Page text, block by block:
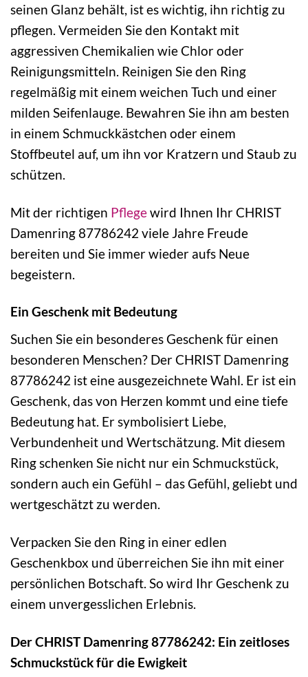
seinen Glanz behält, ist es wichtig, ihn richtig zu
pflegen. Vermeiden Sie den Kontakt mit
aggressiven Chemikalien wie Chlor oder
Reinigungsmitteln. Reinigen Sie den Ring
regelmäßig mit einem weichen Tuch und einer
milden Seifenlauge. Bewahren Sie ihn am besten
in einem Schmuckkästchen oder einem
Stoffbeutel auf, um ihn vor Kratzern und Staub zu
schützen.
Mit der richtigen Pflegewird Ihnen Ihr CHRIST
Damenring 87786242 viele Jahre Freude
bereiten und Sie immer wieder aufs Neue
begeistern.
Ein Geschenk mit Bedeutung
Suchen Sie ein besonderes Geschenk für einen
besonderen Menschen? Der CHRIST Damenring
87786242 ist eine ausgezeichnete Wahl. Er ist ein
Geschenk, das von Herzen kommt und eine tiefe
Bedeutung hat. Er symbolisiert Liebe,
Verbundenheit und Wertschätzung. Mit diesem
Ring schenken Sie nicht nur ein Schmuckstück,
sondern auch ein Gefühl – das Gefühl, geliebt und
wertgeschätzt zu werden.
Verpacken Sie den Ring in einer edlen
Geschenkbox und überreichen Sie ihn mit einer
persönlichen Botschaft. So wird Ihr Geschenk zu
einem unvergesslichen Erlebnis.
Der CHRIST Damenring 87786242: Ein zeitloses
Schmuckstück für die Ewigkeit